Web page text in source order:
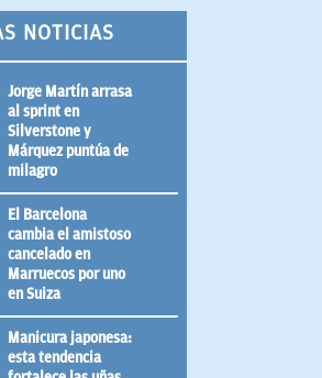
NOTICIAS
Jorge Martín arrasa
al sprint en
Silverstone y
Márquez puntúa de
milagro
El Barcelona
cambia el amistoso
cancelado en
Marruecos por uno
en Suiza
Manicura japonesa:
esta tendencia